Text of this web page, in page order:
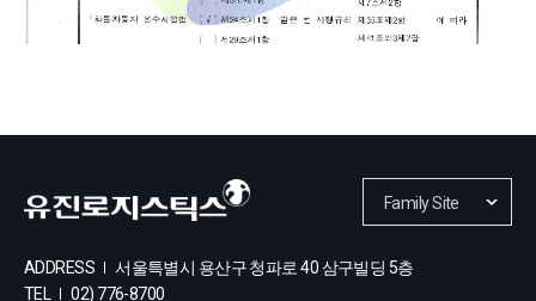
ADDRESS
서울특별시 용산구 청파로 40 삼구빌딩 5층
TEL
02) 776-8700